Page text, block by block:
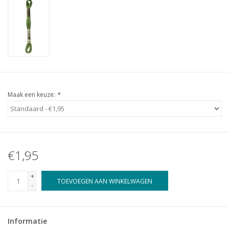
Maak een keuze: *
€1,95
+
-
TOEVOEGEN AAN WINKELWAGEN
Informatie